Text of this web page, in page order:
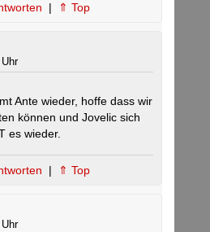
| ⇑ Top
Ante wieder, hoffe dass wir
können und Jovelic sich
es wieder.
| ⇑ Top